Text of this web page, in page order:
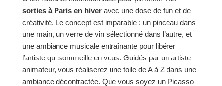
sorties à Paris en hiver avec une dose de fun et de
créativité. Le concept est imparable : un pinceau dans
une main, un verre de vin sélectionné dans l’autre, et
une ambiance musicale entraînante pour libérer
l’artiste qui sommeille en vous. Guidés par un artiste
animateur, vous réaliserez une toile de A à Z dans une
ambiance décontractée. Que vous soyez un Picasso